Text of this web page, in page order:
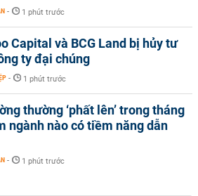
- 1 phút trước
Capital và BCG Land bị hủy tư
ty đại chúng
- 1 phút trước
thường ‘phất lên’ trong tháng
ngành nào có tiềm năng dẫn
- 1 phút trước